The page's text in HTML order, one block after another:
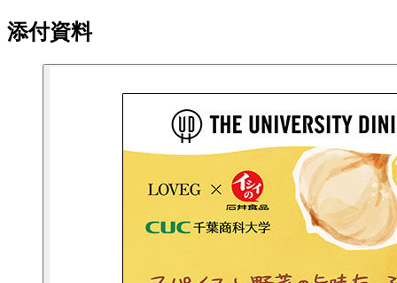
添付資料